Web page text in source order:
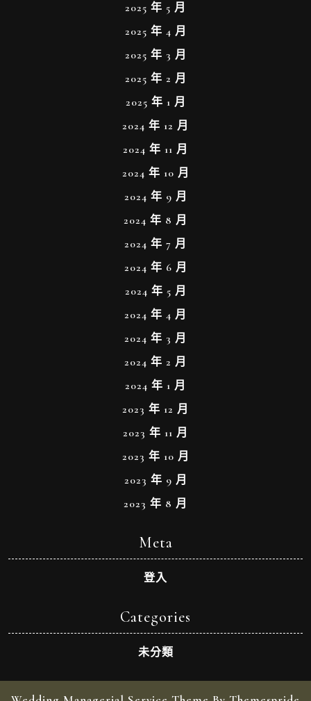
2025 年 5 月
2025 年 4 月
2025 年 3 月
2025 年 2 月
2025 年 1 月
2024 年 12 月
2024 年 11 月
2024 年 10 月
2024 年 9 月
2024 年 8 月
2024 年 7 月
2024 年 6 月
2024 年 5 月
2024 年 4 月
2024 年 3 月
2024 年 2 月
2024 年 1 月
2023 年 12 月
2023 年 11 月
2023 年 10 月
2023 年 9 月
2023 年 8 月
Meta
登入
Categories
未分類